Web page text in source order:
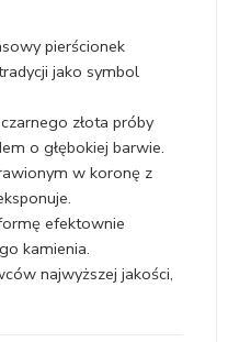
pierścionek
jako symbol
złota próby
o głębokiej barwie.
w koronę z
efektownie
kamienia.
najwyższej jakości,